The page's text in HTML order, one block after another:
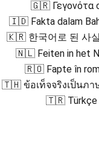
🇬🇷 Γεγονότα
🇮🇩 Fakta dalam
🇰🇷 한국어로 된 사실
🇳🇱 Feiten in het
🇷🇴 Fapte în
🇹🇭 ข้อเท็จจริงเป็นภา
🇹🇷 Türkçe